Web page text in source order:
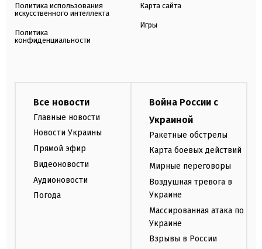
Политика использования
искусственного интеллекта
Политика
конфиденциальности
Карта сайта
Игры
Все новости
Главные новости
Новости Украины
Прямой эфир
Видеоновости
Аудионовости
Погода
Война России с
Украиной
Ракетные обстрелы
Карта боевых действий
Мирные переговоры
Воздушная тревога в
Украине
Массированная атака по
Украине
Взрывы в России